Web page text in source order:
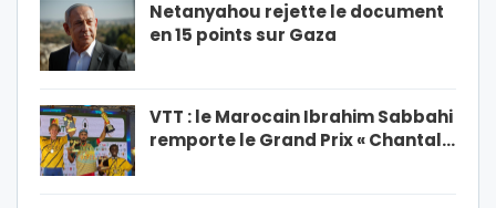
Netanyahou rejette le document
en 15 points sur Gaza
VTT : le Marocain Ibrahim Sabbahi
remporte le Grand Prix « Chantal…